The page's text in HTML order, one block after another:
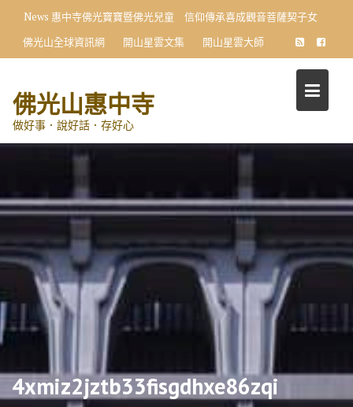
content
News 惠中寺佛光寶寶暨佛光兒童 信仰傳承喜成觀音菩薩契子女
佛光山全球資訊網
開山星雲文集 開山星雲大師
佛光山惠中寺
做好事．說好話．存好心
4xmiz2jztb33fisgdhxe86zqi